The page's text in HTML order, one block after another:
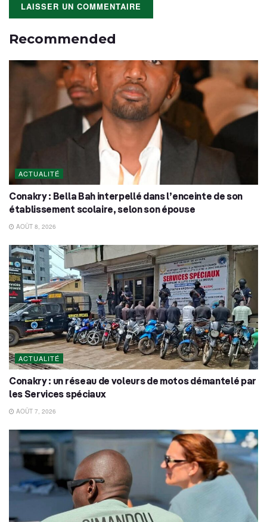
Recommended
ACTUALITÉ
Conakry : Bella Bah interpellé dans l’enceinte de son
établissement scolaire, selon son épouse
AOÛT 8, 2026
ACTUALITÉ
Conakry : un réseau de voleurs de motos démantelé par
les Services spéciaux
AOÛT 7, 2026